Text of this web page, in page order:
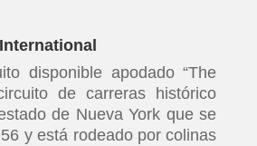
disponible apodado “The
de carreras histórico
de Nueva York que se
y está rodeado por colinas